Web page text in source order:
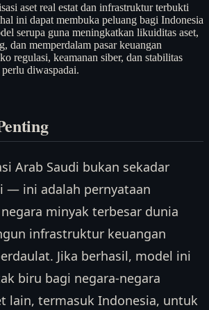
aset real estat dan infrastruktur terbukti
ini dapat membuka peluang bagi Indonesia
serupa guna meningkatkan likuiditas aset,
dan memperdalam pasar keuangan
regulasi, keamanan siber, dan stabilitas
diwaspadai.
Arab Saudi bukan sekadar
— ini adalah pernyataan
minyak terbesar dunia
infrastruktur keuangan
Jika berhasil, model ini
biru bagi negara-negara
lain, termasuk Indonesia, untuk